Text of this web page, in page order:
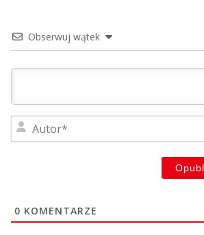
Obserwuj wątek
0 KOMENTARZE